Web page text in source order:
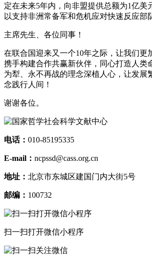
定在未来5年内，向非盟提供总额为1亿美
以支持非洲常备军和危机应对快速反应部
主席先生、各位同事！
在联合国迎来又一个10年之际，让我们更
携手构建合作共赢新伙伴，同心打造人类
为犁、永不再战的理念深植人心，让发展
念践行人间！
谢谢各位。
电话： 010-85195335
E-mail： ncpssd@cass.org.cn
地址： 北京市东城区建国门内大街5号
邮编： 100732
扫一扫打开微信小程序